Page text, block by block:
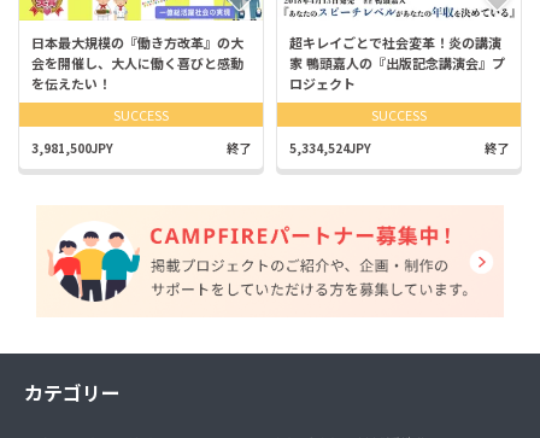
日本最大規模の『働き方改革』の大
会を開催し、大人に働く喜びと感動
を伝えたい！
SUCCESS
3,981,500JPY 終了
超キレイごとで社会変革！炎の講演
家 鴨頭嘉人の『出版記念講演会』プ
ロジェクト
SUCCESS
5,334,524JPY 終了
カテゴリー